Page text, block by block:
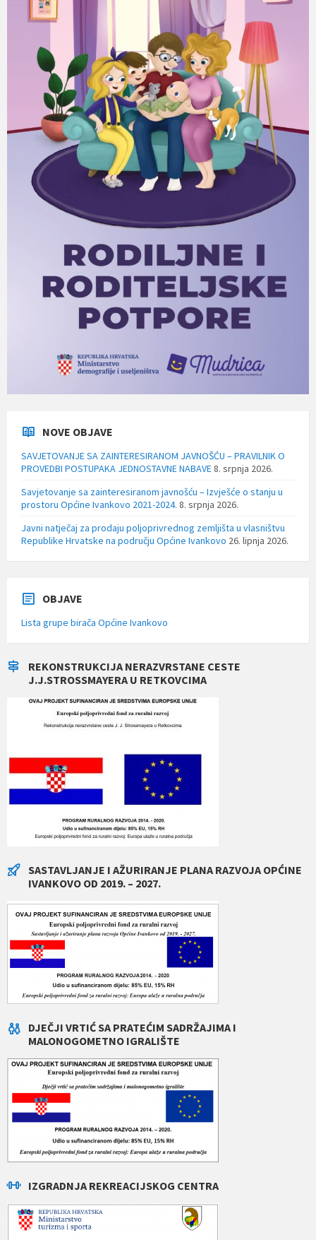
NOVE OBJAVE
SAVJETOVANJE SA ZAINTERESIRANOM JAVNOŠĆU – PRAVILNIK O
PROVEDBI POSTUPAKA JEDNOSTAVNE NABAVE8. srpnja 2026.
Savjetovanje sa zainteresiranom javnošću – Izvješće o stanju u
prostoru Općine Ivankovo 2021-2024. 8. srpnja 2026.
Javni natječaj za prodaju poljoprivrednog zemljišta u vlasništvu
Republike Hrvatske na području Općine Ivankovo 26. lipnja 2026.
OBJAVE
Lista grupe birača Općine Ivankovo
REKONSTRUKCIJA NERAZVRSTANE CESTE
J.J.STROSSMAYERA U RETKOVCIMA
SASTAVLJANJE I AŽURIRANJE PLANA RAZVOJA OPĆINE
IVANKOVO OD 2019. – 2027.
DJEČJI VRTIĆ SA PRATEĆIM SADRŽAJIMA I
MALONOGOMETNO IGRALIŠTE
IZGRADNJA REKREACIJSKOG CENTRA